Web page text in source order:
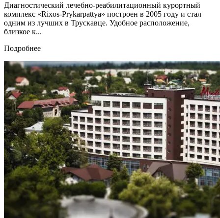
Диагностический лечебно-реабилитационный курортный
комплекс «Rixos-Prykarpattya» построен в 2005 году и стал
одним из лучших в Трускавце. Удобное расположение,
близкое к...
Подробнее